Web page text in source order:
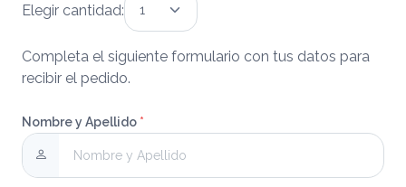
Elegir cantidad:
Completa el siguiente formulario con tus datos para
recibir el pedido.
Nombre y Apellido *